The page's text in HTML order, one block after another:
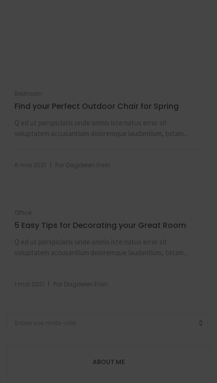
Bedroom
Find your Perfect Outdoor Chair for Spring
Q ed ut perspiciatis unde omnis iste natus error sit
voluptatem accusantium doloremque laudantium, totam...
6 mai 2021 Par Dagdelen Ersin
Office
5 Easy Tips for Decorating your Great Room
Q ed ut perspiciatis unde omnis iste natus error sit
voluptatem accusantium doloremque laudantium, totam...
1 mai 2021 Par Dagdelen Ersin
ABOUT ME